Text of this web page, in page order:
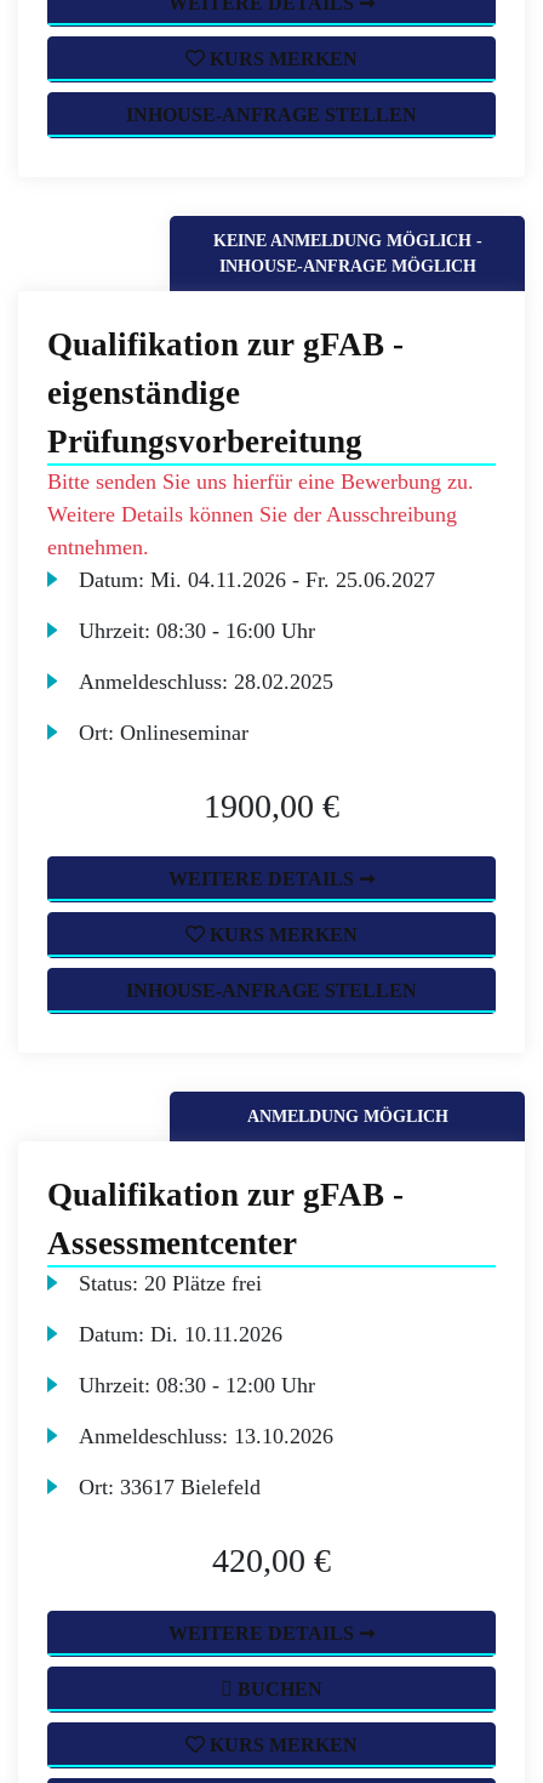
KURS MERKEN
INHOUSE-ANFRAGE STELLEN
KEINE ANMELDUNG MÖGLICH -
INHOUSE-ANFRAGE MÖGLICH
Qualifikation zur gFAB -
eigenständige
Prüfungsvorbereitung
Bitte senden Sie uns hierfür eine Bewerbung zu.
Weitere Details können Sie der Ausschreibung
entnehmen.
Datum:Mi. 04.11.2026 -Fr. 25.06.2027
Uhrzeit:08:30 - 16:00 Uhr
Anmeldeschluss:28.02.2025
Ort:Onlineseminar
1900,00 €
WEITERE DETAILS ➞
KURS MERKEN
INHOUSE-ANFRAGE STELLEN
ANMELDUNG MÖGLICH
Qualifikation zur gFAB -
Assessmentcenter
Status:20 Plätze frei
Datum:Di. 10.11.2026
Uhrzeit:08:30 - 12:00 Uhr
Anmeldeschluss: 13.10.2026
Ort:33617 Bielefeld
420,00 €
WEITERE DETAILS ➞
BUCHEN
KURS MERKEN